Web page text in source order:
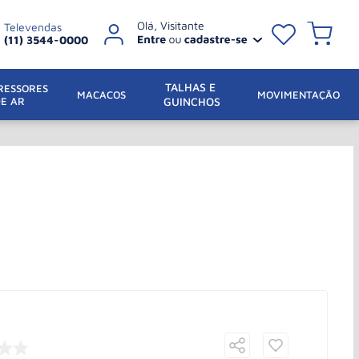
Televendas
(11) 3544-0000
AR
MACACOS
TALHAS E
GUINCHOS
MOVIMENTAÇÃO